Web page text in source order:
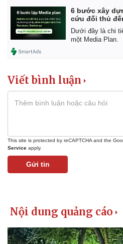
6 bước xây
cứu đối thủ
Dưới đây là chi
một Media Plan.
Viết bình luận
This site is protected by reCAPTCHA and the
Service apply.
Gửi tin